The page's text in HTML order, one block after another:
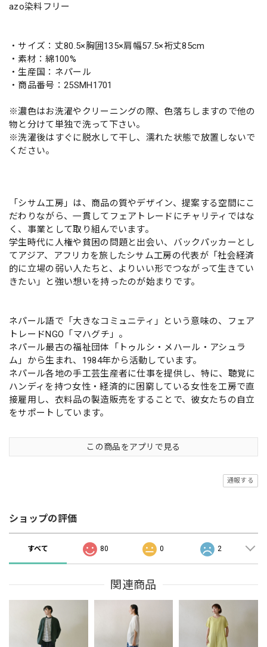
azo染料フリー
・サイズ：丈80.5×胸囲135×肩幅57.5×裄丈85cm
・素材：綿100%
・生産国：ネパール
・商品番号：25SMH1701
※濃色はお洗濯やクリーニングの際、色落ちしますので他の
物と分けて単独で洗って下さい。
※洗濯後はすぐに脱水して干し、濡れた状態で放置しないで
ください。
「シサム工房」は、商品の質やデザイン、提案する空間にこ
だわりながら、一貫してフェアトレードにチャリティではな
く、事業として取り組んでいます。
学生時代に人権や貧困の問題と出会い、バックパッカーとし
てアジア、アフリカを旅したシサム工房の代表が「社会経済
的に立場の弱い人たちと、よりいい形でつながって生きてい
きたい」と強い想いを持ったのが始まりです。
ネパール語で「大きなコミュニティ」という意味の、フェア
トレードNGO「マハグチ」。
ネパール最古の福祉団体「トゥルシ・メハール・アシュラ
ム」から生まれ、1984年から活動しています。
ネパール各地の手工芸生産者に仕事を提供し、特に、聴覚に
ハンディを持つ女性・経済的に困窮している女性を工房で直
接雇用し、衣料品の製造販売をすることで、彼女たちの自立
をサポートしています。
この商品をアプリで見る
通報する
ショップの評価
すべて 80 0 2
関連商品